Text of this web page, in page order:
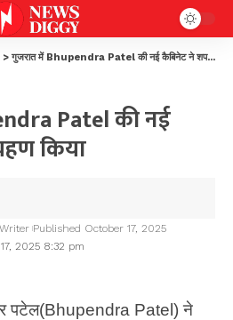
> गुजरात में Bhupendra Patel की नई कैबिनेट ने शपथ ग्रहण किया
Patel की नई
किया
2025 8:32 pm
Published October 17, 2025
पटेल(Bhupendra Patel) ने